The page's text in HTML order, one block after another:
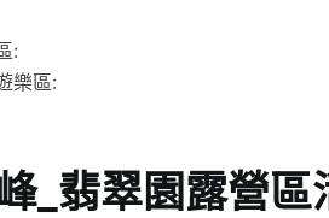
:
樂區:
_翡翠園露營區